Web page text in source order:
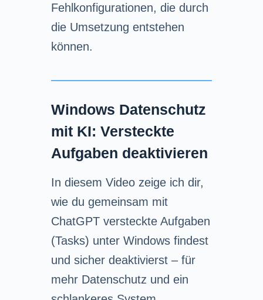
Fehlkonfigurationen, die durch
die Umsetzung entstehen
können.
Windows Datenschutz
mit KI: Versteckte
Aufgaben deaktivieren
In diesem Video zeige ich dir,
wie du gemeinsam mit
ChatGPT versteckte Aufgaben
(Tasks) unter Windows findest
und sicher deaktivierst – für
mehr Datenschutz und ein